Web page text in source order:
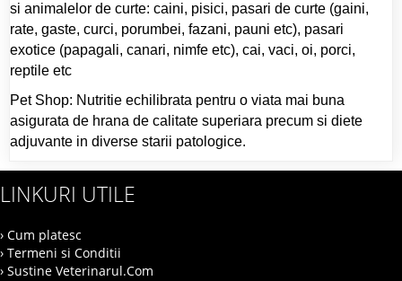
si animalelor de curte: caini, pisici, pasari de curte (gaini,
rate, gaste, curci, porumbei, fazani, pauni etc), pasari
exotice (papagali, canari, nimfe etc), cai, vaci, oi, porci,
reptile etc
Pet Shop: Nutritie echilibrata pentru o viata mai buna
asigurata de hrana de calitate superiara precum si diete
adjuvante in diverse starii patologice.
LINKURI UTILE
› Cum platesc
› Termeni si Conditii
› Sustine Veterinarul.Com